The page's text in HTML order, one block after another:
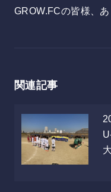
GROW.FCの皆様、
関連記事